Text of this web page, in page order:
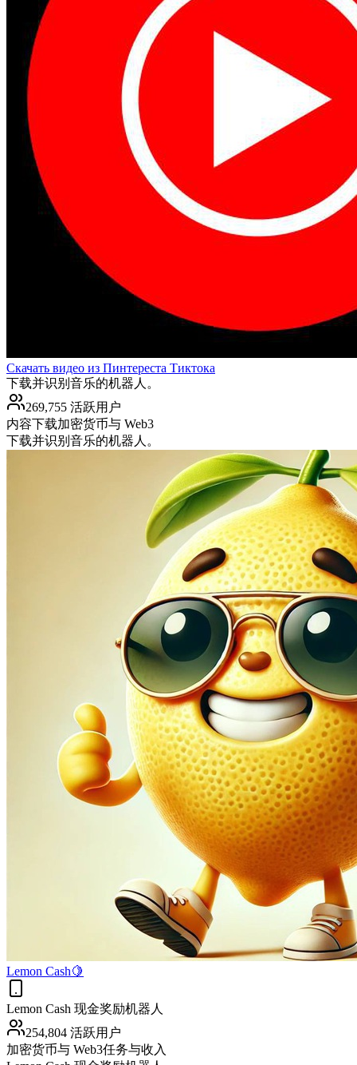
Скачать видео из Пинтереста Тиктока
下载并识别音乐的机器人。
269,755 活跃用户
内容下载加密货币与 Web3
下载并识别音乐的机器人。
Lemon Cash🍋
Lemon Cash 现金奖励机器人
254,804 活跃用户
加密货币与 Web3任务与收入